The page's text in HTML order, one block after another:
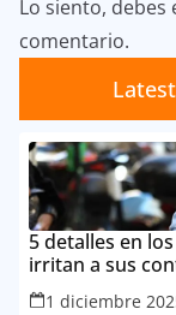
Lo siento, debes
comentario.
Latest
5 detalles en
irritan a sus
1 diciembre